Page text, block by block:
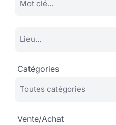
Catégories
Vente/Achat